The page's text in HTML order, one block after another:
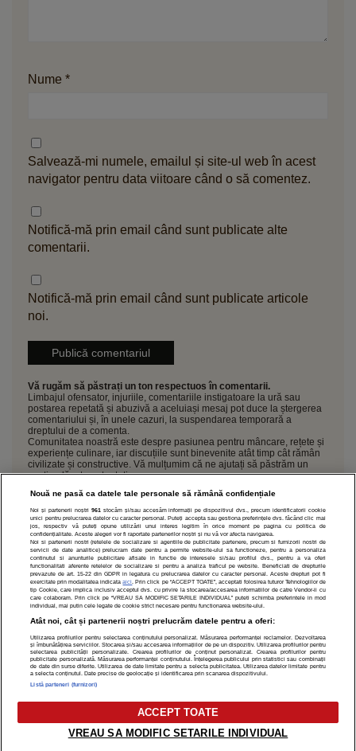
Nume *
Salvează-mi numele, emailul și site-ul web în acest
navigator pentru data viitoare când o să comentez.
Notifică-mă prin email când sunt publicate alte
comentarii.
Notifică-mă prin email când sunt publicate articole
noi.
Vă rugăm să păstrați un ton respectuos în comentarii.
Limbajul ofensator, injuriile, comentariile instigatoare la ură sau
postarea repetată și abuzivă a aceluiași mesaj pot duce la ștergerea
comentariului și, în unele cazuri, la suspendarea temporară a
dreptului de a comenta.
Comunitatea noastră este despre pasiunea pentru mâncare, rețete și
experiențe culinare, iar discuțiile sunt binevenite atât timp cât rămân
civilizate și constructive. Vă mulțumim că ne ajutați să păstrăm un
spațiu plăcut pentru toți
POLITICĂ DE CONFIDENȚIALITATE
DESPRE NOI
MODIFICĂ PREFERINȚE COOKIES
Modifică Setările Cookie
copyright © 2026
Citarea se poate face în limita a 250 de semne. Nici o instituţie sau persoană (site-
uri, instituţii mass-media, firme de monitorizare) nu poate reproduce integral
scrierile publicistice purtătoare de Drepturi de Autor.
Decizia ONJN nr. 1598/16.09.2021. Jocurile de noroc sunt interzise minorilor.
Nouă ne pasă ca datele tale personale să rămână confidențiale
Noi și partenerii noștri 961 stocăm și/sau accesăm informații pe dispozitivul dvs., precum identificatorii cookie
unici pentru prelucrarea datelor cu caracter personal. Puteți accepta sau gestiona preferințele dvs. făcând clic mai
jos, respectiv vă puteți opune utilizării unui interes legitim în orice moment pe pagina cu politica de
confidențialitate. Aceste alegeri vor fi raportate partenerilor noștri și nu vă vor afecta navigarea.
Noi si partenerii nostri (retelele de socializare si agentiile de publicitate partenere, precum si furnizorii nostri de
servicii de date analitice) prelucram date pentru a permite website-ului sa functioneze, pentru a personaliza
continutul si anunturile publicitare afisate in functie de interesele si/sau profilul dvs., pentru a va oferi
functionalitati aferente retelelor de socializare si pentru a analiza traficul pe website. Beneficiati de drepturile
prevazute de art. 15-22 din GDPR in legatura cu prelucrarea datelor cu caracter personal. Aceste drepturi pot fi
exercitate prin modalitatea indicataaici . Prin click pe “ACCEPT TOATE”, acceptati folosirea tuturor Tehnologiilor de
tip Cookie, care implica inclusiv acceptul dvs. cu privire la stocarea/accesarea informatiilor de catre Vendor-ii cu
care colaboram. Prin click pe “VREAU SA MODIFIC SETARILE INDIVIDUAL” puteti schimba preferintele in mod
individual, mai putin cele legate de cookie strict necesare pentru functionarea website-ului.
Atât noi, cât și partenerii noștri prelucrăm datele pentru a oferi:
Utilizarea profilurilor pentru selectarea conținutului personalizat. Măsurarea performanței reclamelor. Dezvoltarea
și îmbunătățirea serviciilor. Stocarea și/sau accesarea informațiilor de pe un dispozitiv. Utilizarea profilurilor pentru
selectarea publicității personalizate. Crearea profilurilor de conținut personalizat. Crearea profilurilor pentru
publicitate personalizată. Măsurarea performanței conținutului. Înțelegerea publicului prin statistici sau combinații
de date din surse diferite. Utilizarea de date limitate pentru a selecta publicitatea. Utilizarea datelor limitate pentru
a selecta conținutul. Date precise de geolocație și identificarea prin scanarea dispozitivului.
Listă parteneri (furnizori)
ACCEPT TOATE
VREAU SA MODIFIC SETARILE INDIVIDUAL